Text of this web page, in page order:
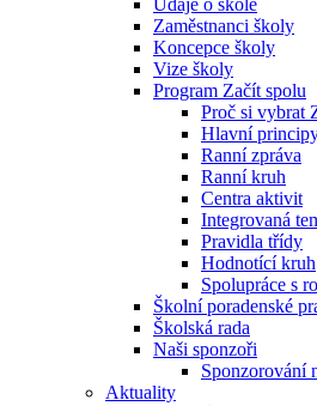
Údaje o škole
Zaměstnanci školy
Koncepce školy
Vize školy
Program Začít spolu
Proč si vybrat
Hlavní
Ranní zpráva
Ranní kruh
Centra aktivit
Integrovaná
Pravidla třídy
Hodnotící kruh
Spolupráce s
Školní poradenské
Školská rada
Naši sponzoři
Sponzorování
Aktuality